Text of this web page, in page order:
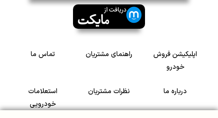
اپلیکیشن فروش
خودرو
راهنمای مشتریان تماس ما
درباره ما نظرات مشتریان
استعلامات
خودرویی